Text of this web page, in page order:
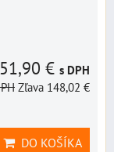
€ s DPH
Zľava 148,02 €
DO KOŠÍKA